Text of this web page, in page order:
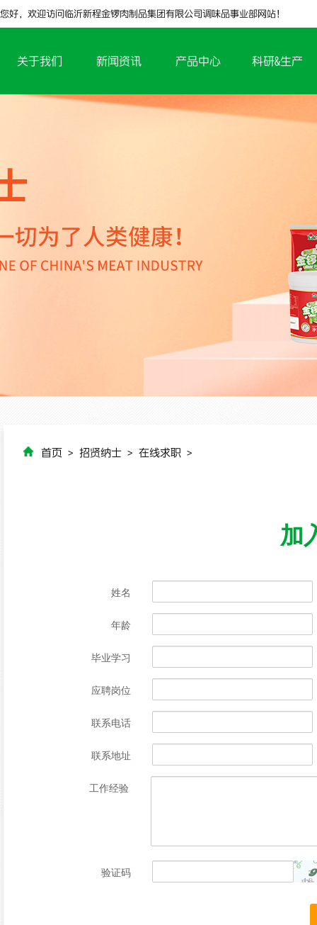
您好，欢迎访问临沂新程金锣肉制品集团有限公司调味品事业部网站！
关于我们 新闻资讯 产品中心 科研&生产
首页 > 招贤纳士 > 在线求职 >